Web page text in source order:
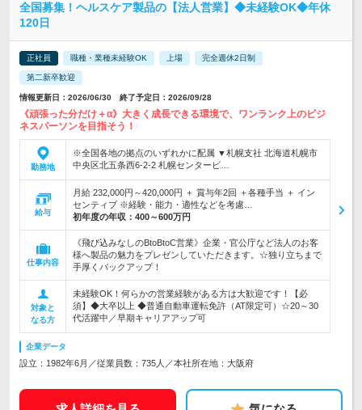
全国募集！ヘルスケア製品の【法人営業】◆未経験OK◆年休
120日
正社員 職種・業種未経験OK 上場 完全週休2日制
第二新卒歓迎
情報更新日：2026/06/30 終了予定日：2026/09/28
《頑張った分だけ＋α》大きく成長できる環境で、ワンランク上のビジ
ネスパーソンを目指そう！
勤務地
※全国各地の拠点のいずれかに配属 ▼札幌支社 北海道札幌市
中央区北五条西6-2-2 札幌センタービ…
給与
月給 232,000円～420,000円 ＋ 賞与年2回 ＋各種手当 ＋ イン
センティブ ※経験・能力・適性などを考慮…
初年度の年収： 400～600万円
仕事内容
《飛び込みなしのBtoBtoC営業》企業・官公庁など法人のお客
様へ製品の魅力をプレゼンしていただきます。☆独り立ちまで
手厚くバックアップ！
対象と
なる方
未経験OK！何らかの営業経験がある方は大歓迎です！【必
須】◆大卒以上 ◆普通自動車運転免許（AT限定可）☆20～30
代活躍中／早期キャリアアップ可
企業データ
設立：1982年6月／従業員数：735人／本社所在地：大阪府